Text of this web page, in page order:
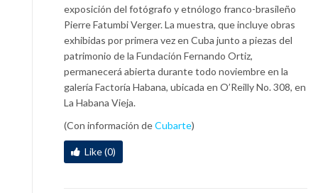
exposición del fotógrafo y etnólogo franco-brasileño
Pierre Fatumbi Verger. La muestra, que incluye obras
exhibidas por primera vez en Cuba junto a piezas del
patrimonio de la Fundación Fernando Ortiz,
permanecerá abierta durante todo noviembre en la
galería Factoría Habana, ubicada en O’Reilly No. 308, en
La Habana Vieja.
(Con información deCubarte)
Like (0)